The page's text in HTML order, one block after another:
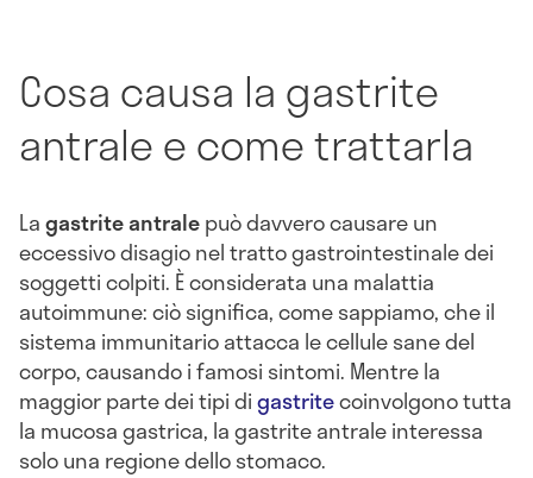
Cosa causa la gastrite
antrale e come trattarla
Lagastrite antralepuò davvero causare un
eccessivo disagio nel tratto gastrointestinale dei
soggetti colpiti. È considerata una malattia
autoimmune: ciò significa, come sappiamo, che il
sistema immunitario attacca le cellule sane del
corpo, causando i famosi sintomi. Mentre la
maggior parte dei tipi digastritecoinvolgono tutta
la mucosa gastrica, la gastrite antrale interessa
solo una regione dello stomaco.